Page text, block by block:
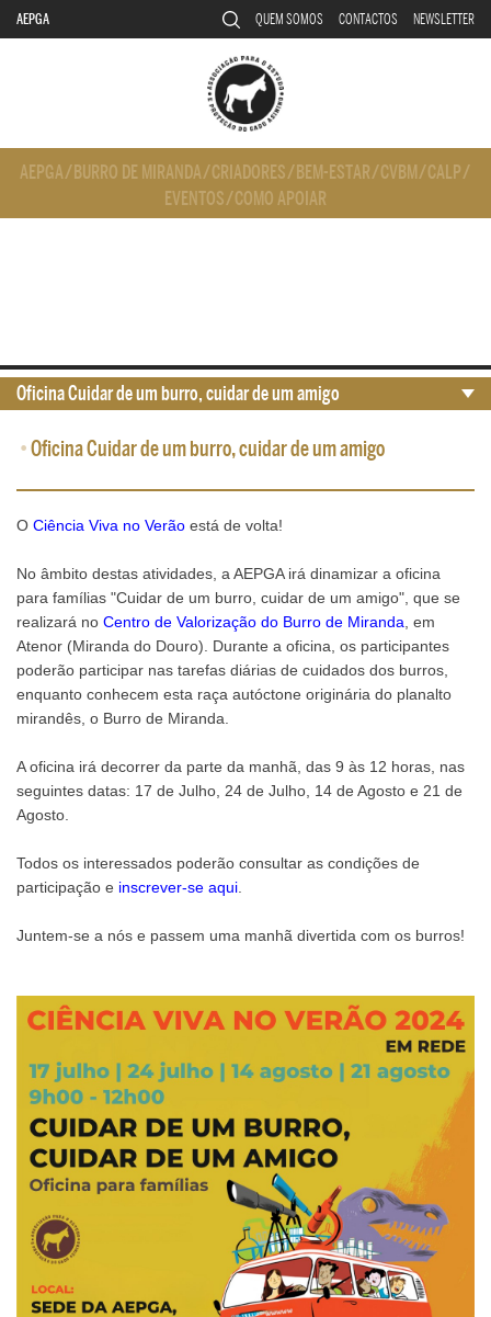
AEPGA QUEM SOMOS CONTACTOS NEWSLETTER
AEPGA/ BURRO DE MIRANDA/CRIADORES/ BEM-ESTAR/CVBM/CALP/
EVENTOS/COMO APOIAR
•Oficina Cuidar de um burro, cuidar de um amigo
O Ciência Viva no Verão está de volta!
No âmbito destas atividades, a AEPGA irá dinamizar a oficina
para famílias "Cuidar de um burro, cuidar de um amigo", que se
realizará no Centro de Valorização do Burro de Miranda , em
Atenor (Miranda do Douro). Durante a oficina, os participantes
poderão participar nas tarefas diárias de cuidados dos burros,
enquanto conhecem esta raça autóctone originária do planalto
mirandês, o Burro de Miranda.
A oficina irá decorrer da parte da manhã, das 9 às 12 horas, nas
seguintes datas: 17 de Julho, 24 de Julho, 14 de Agosto e 21 de
Agosto.
Todos os interessados poderão consultar as condições de
participação e inscrever-se aqui
Juntem-se a nós e passem uma manhã divertida com os burros!
Oficina Cuidar de um burro, cuidar de um amigo